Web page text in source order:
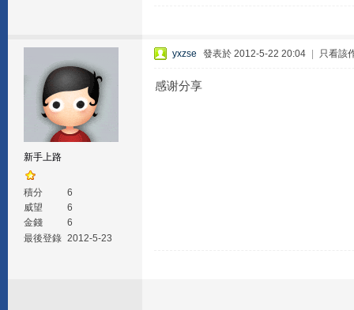
新手上路
積分
6
威望
6
金錢
6
最後登錄 2012-5-23
yxzse 發表於 2012-5-22 20:04 只看該
感谢分享